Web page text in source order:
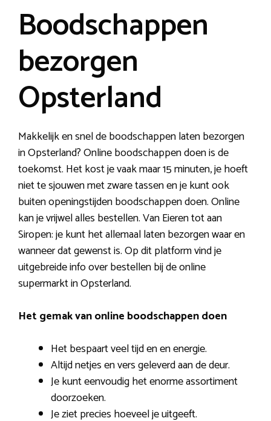
Boodschappen
bezorgen
Opsterland
Makkelijk en snel de boodschappen laten bezorgen
in Opsterland? Online boodschappen doen is de
toekomst. Het kost je vaak maar 15 minuten, je hoeft
niet te sjouwen met zware tassen en je kunt ook
buiten openingstijden boodschappen doen. Online
kan je vrijwel alles bestellen. Van Eieren tot aan
Siropen: je kunt het allemaal laten bezorgen waar en
wanneer dat gewenst is. Op dit platform vind je
uitgebreide info over bestellen bij de online
supermarkt in Opsterland.
Het gemak van online boodschappen doen
Het bespaart veel tijd en en energie.
Altijd netjes en vers geleverd aan de deur.
Je kunt eenvoudig het enorme assortiment
doorzoeken.
Je ziet precies hoeveel je uitgeeft.